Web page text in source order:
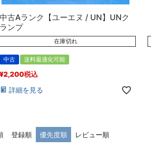
中古Aランク【ユーエヌ / UN】UNク
ランプ
在庫切れ
中古 送料最適化可能
¥2,200税込
詳細を見る
登録順 優先度順 レビュー順